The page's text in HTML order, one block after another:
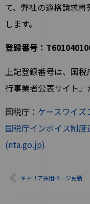
て、弊社の適格請求
します。
登録番号：
上記登録番号は、国
行事業者公表サイト」
国税庁： ケースワイズ
国税庁インボイス制
(nta.go.jp)
キャリア採用ページ更新